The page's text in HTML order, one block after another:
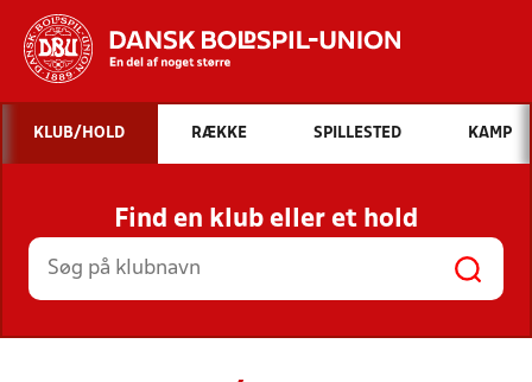
Hvad vil du søge efter?
INDHOLD OG NYHEDER
STILLINGER, RESULTATER, KLUBBER OG
HOLD
KLUB/HOLD RÆKKE SPILLESTED KAMP
Find en klub eller et hold